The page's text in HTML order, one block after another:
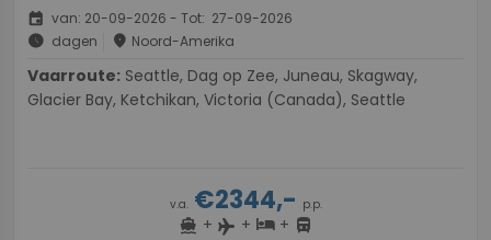
event van: 20-09-2026 - Tot: 27-09-2026
schedule dagen place Noord-Amerika
Vaarroute:
Glacier Bay, Ketchikan, Victoria (Canada), Seattle
v.a.€2344,- p.p.
directions_boat + flight + hotel+ directions_bus